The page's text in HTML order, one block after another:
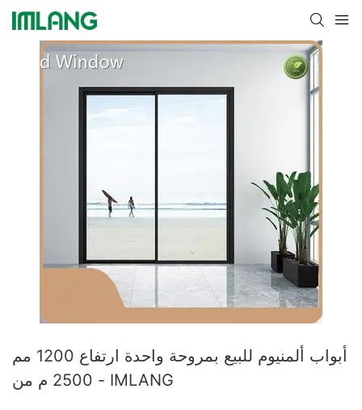
أبواب ألمنيوم للبيع بمروحة واحدة ارتفاع 1200 مم
- 2500 م من IMLANG